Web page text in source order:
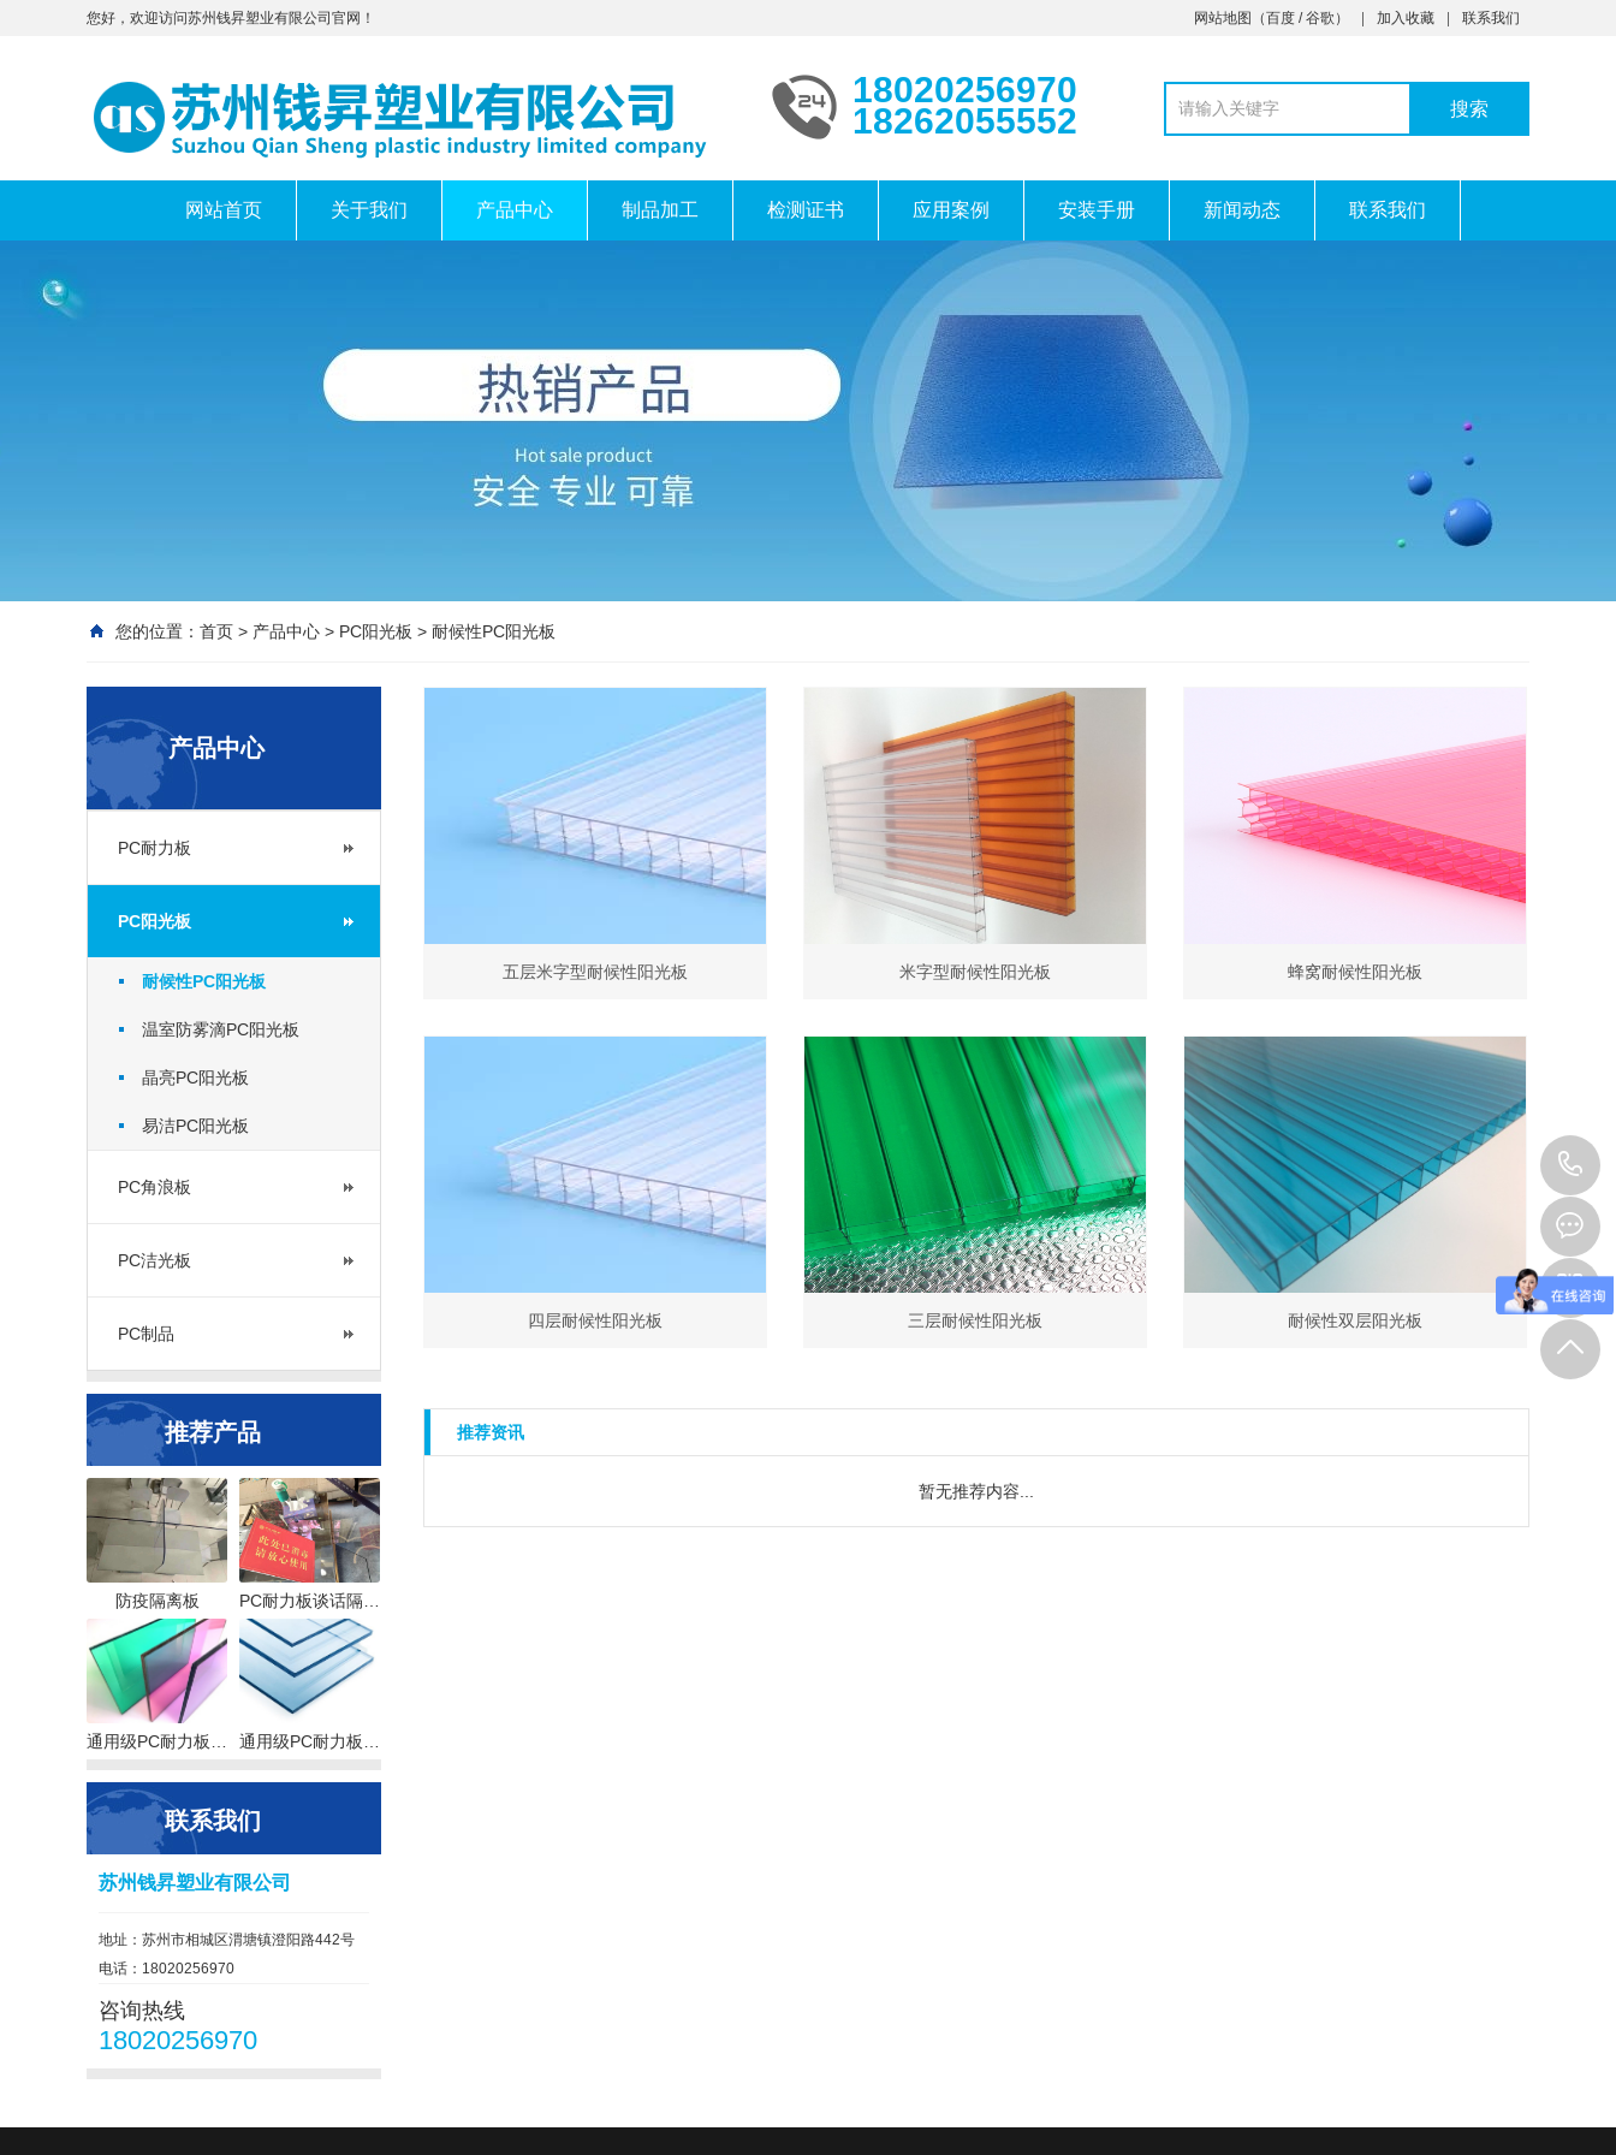
您好，欢迎访问苏州钱昇塑业有限公司官网！ 网站地图 （百度 /谷歌 ） 加入收藏 联系我们
18020256970
18262055552
网站首页 关于我们 产品中心 制品加工 检测证书 应用案例 安装手册 新闻动态 联系我们
您的位置： 首页 > 产品中心 > PC阳光板 > 耐候性PC阳光板
产品中心
PC耐力板
PC阳光板
耐候性PC阳光板
温室防雾滴PC阳光板
晶亮PC阳光板
易洁PC阳光板
PC角浪板
PC洁光板
PC制品
推荐产品
防疫隔离板 PC耐力板谈话隔…
通用级PC耐力板… 通用级PC耐力板…
联系我们
苏州钱昇塑业有限公司
地址：苏州市相城区渭塘镇澄阳路442号
电话：18020256970
咨询热线
18020256970
五层米字型耐候性阳光板 米字型耐候性阳光板 蜂窝耐候性阳光板
四层耐候性阳光板 三层耐候性阳光板 耐候性双层阳光板
推荐资讯
暂无推荐内容...